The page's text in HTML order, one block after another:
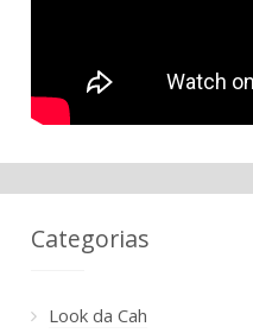
Categorias
Look da Cah